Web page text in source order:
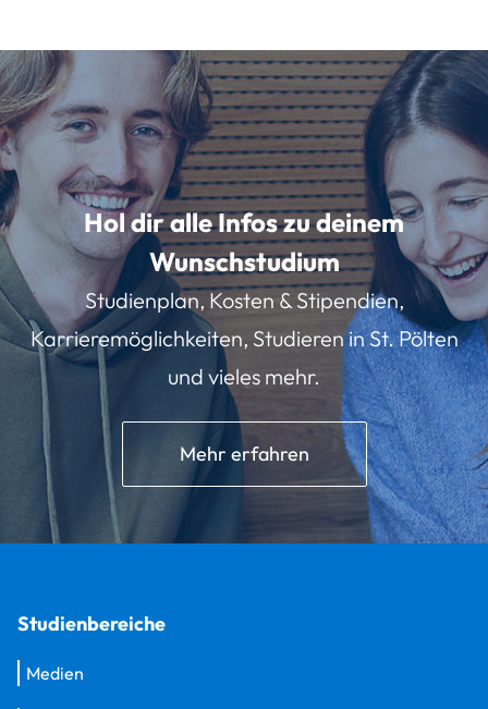
Hol dir alle Infos zu deinem
Wunschstudium
Studienplan, Kosten & Stipendien,
Karrieremöglichkeiten, Studieren in St. Pölten
und vieles mehr.
Mehr erfahren
Studienbereiche
Medien